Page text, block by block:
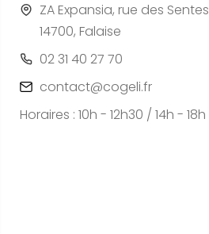
ZA Expansia, rue des Sentes
14700, Falaise
02 31 40 27 70
contact@cogeli.fr
Horaires : 10h - 12h30 / 14h - 18h